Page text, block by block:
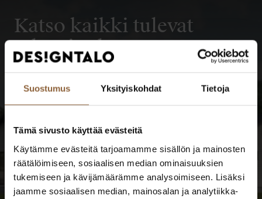
Suostumus Yksityiskohdat Tietoja
Tämä sivusto käyttää evästeitä
Käytämme evästeitä tarjoamamme sisällön ja mainosten
räätälöimiseen, sosiaalisen median ominaisuuksien
tukemiseen ja kävijämäärämme analysoimiseen. Lisäksi
jaamme sosiaalisen median, mainosalan ja analytiikka-
Katso kaikki tulevat
taloesittelyt
TUTUSTU TALOESITTELYIHIN